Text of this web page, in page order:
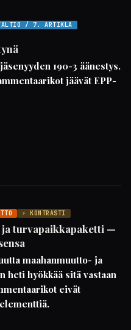
/ 7. ARTIKLA
190-3 äänestys.
jäävät EPP-
⚡ KONTRASTI
ja turvapaikkapaketti —
maahanmuutto- ja
heti hyökkää sitä vastaan
eivät